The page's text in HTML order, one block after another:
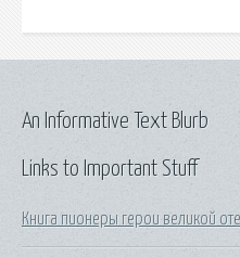
Links to Important Stuff
Книга пионеры герои великой
An Informative Text Blurb